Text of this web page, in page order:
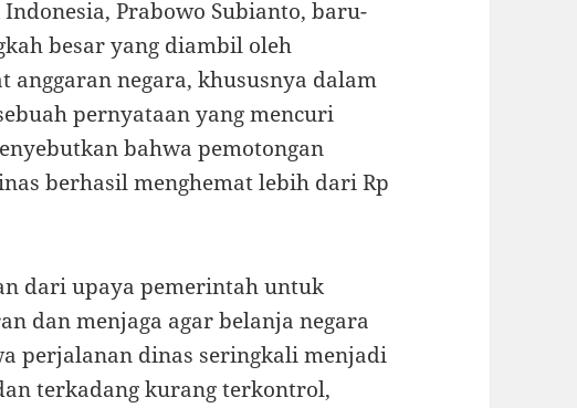
Prabowo Subianto, baru-
besar yang diambil oleh
anggaran negara, khususnya dalam
pernyataan yang mencuri
bahwa pemotongan
berhasil menghemat lebih dari Rp
dari upaya pemerintah untuk
dan menjaga agar belanja negara
perjalanan dinas seringkali menjadi
terkadang kurang terkontrol,